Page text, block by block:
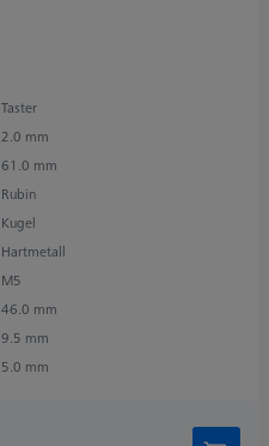
Taster
2.0 mm
61.0 mm
Rubin
Kugel
Hartmetall
M5
46.0 mm
9.5 mm
5.0 mm